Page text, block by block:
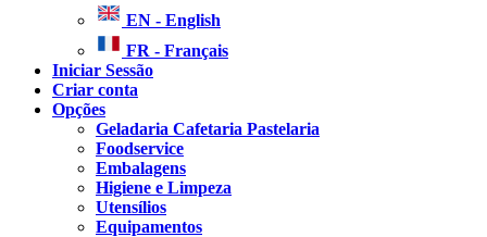
EN - English
FR - Français
Iniciar Sessão
Criar conta
Opções
Geladaria Cafetaria Pastelaria
Foodservice
Embalagens
Higiene e Limpeza
Utensílios
Equipamentos